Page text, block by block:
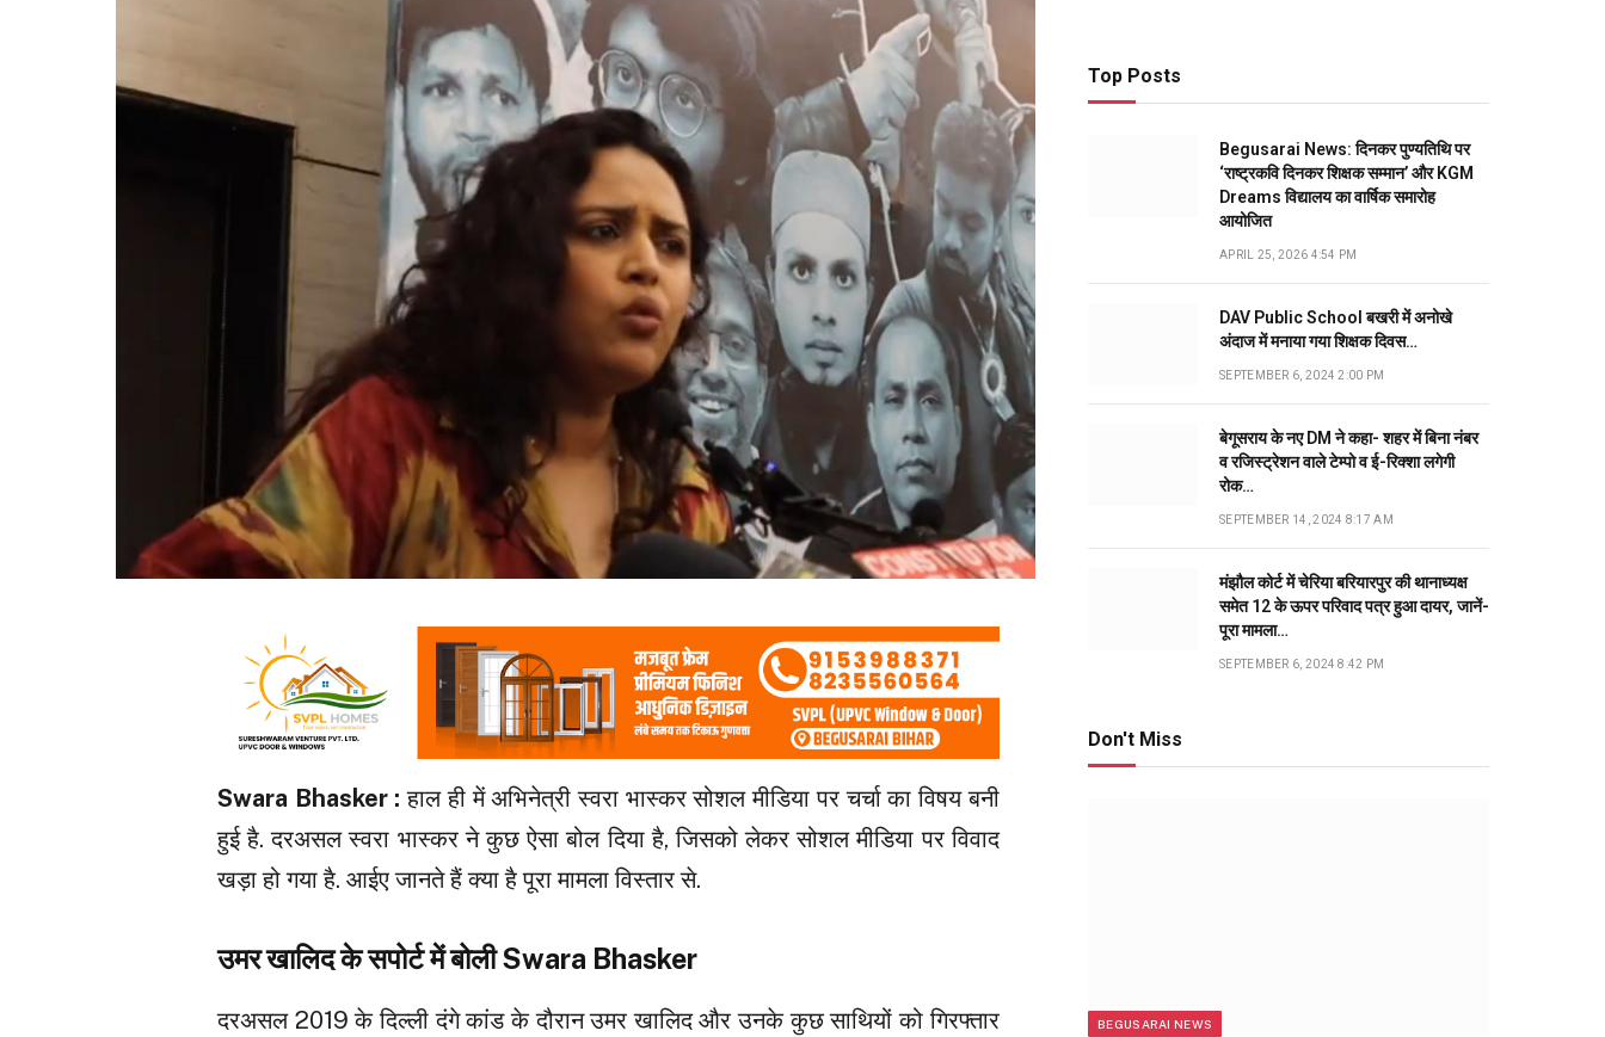
Swara Bhasker :हाल ही में अभिनेत्री स्वरा भास्कर सोशल मीडिया पर चर्चा का विषय बनी
हुई है. दरअसल स्वरा भास्कर ने कुछ ऐसा बोल दिया है, जिसको लेकर सोशल मीडिया पर विवाद
खड़ा हो गया है. आईए जानते हैं क्या है पूरा मामला विस्तार से.
उमर खालिद के सपोर्ट में बोली Swara Bhasker
दरअसल 2019 के दिल्ली दंगे कांड के दौरान उमर खालिद और उनके कुछ साथियों को गिरफ्तार
Top Posts
Begusarai News: दिनकर पुण्यतिथि पर
‘राष्ट्रकवि दिनकर शिक्षक सम्मान’ और KGM
Dreams विद्यालय का वार्षिक समारोह
आयोजित
APRIL 25, 2026 4:54 PM
DAV Public School बखरी में अनोखे
अंदाज में मनाया गया शिक्षक दिवस…
SEPTEMBER 6, 2024 2:00 PM
बेगूसराय के नए DM ने कहा- शहर में बिना नंबर
व रजिस्ट्रेशन वाले टेम्पो व ई-रिक्शा लगेगी
रोक…
SEPTEMBER 14, 2024 8:17 AM
मंझौल कोर्ट में चेरिया बरियारपुर की थानाध्यक्ष
समेत 12 के ऊपर परिवाद पत्र हुआ दायर, जानें-
पूरा मामला…
SEPTEMBER 6, 2024 8:42 PM
Don't Miss
BEGUSARAI NEWS